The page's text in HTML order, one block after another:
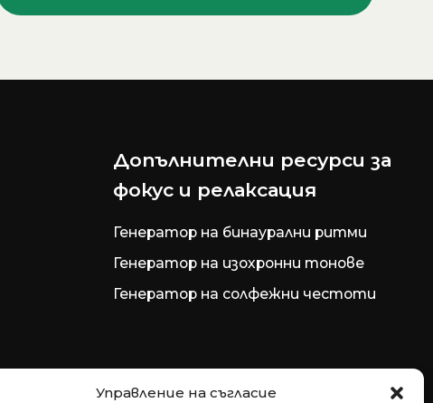
Управление на съгласие
Допълнителни ресурси за
фокус и релаксация
Генератор на бинаурални ритми
Генератор на изохронни тонове
Генератор на солфежни честоти